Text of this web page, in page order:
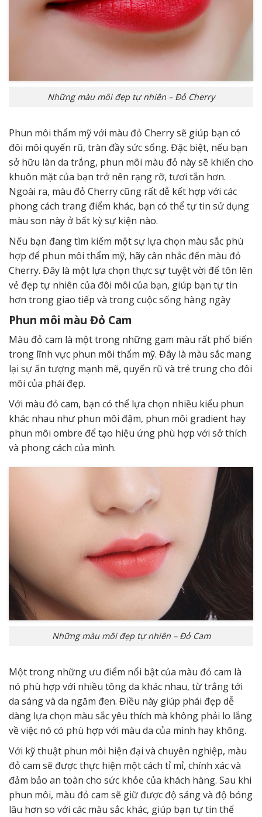
Những màu môi đẹp tự nhiên – Đỏ Cherry
Phun môi thẩm mỹ với màu đỏ Cherry sẽ giúp bạn có
đôi môi quyến rũ, tràn đầy sức sống. Đặc biệt, nếu bạn
sở hữu làn da trắng, phun môi màu đỏ này sẽ khiến cho
khuôn mặt của bạn trở nên rạng rỡ, tươi tắn hơn.
Ngoài ra, màu đỏ Cherry cũng rất dễ kết hợp với các
phong cách trang điểm khác, bạn có thể tự tin sử dụng
màu son này ở bất kỳ sự kiện nào.
Nếu bạn đang tìm kiếm một sự lựa chọn màu sắc phù
hợp để phun môi thẩm mỹ, hãy cân nhắc đến màu đỏ
Cherry. Đây là một lựa chọn thực sự tuyệt vời để tôn lên
vẻ đẹp tự nhiên của đôi môi của bạn, giúp bạn tự tin
hơn trong giao tiếp và trong cuộc sống hàng ngày
Phun môi màu Đỏ Cam
Màu đỏ cam là một trong những gam màu rất phổ biến
trong lĩnh vực phun môi thẩm mỹ. Đây là màu sắc mang
lại sự ấn tượng mạnh mẽ, quyến rũ và trẻ trung cho đôi
môi của phái đẹp.
Với màu đỏ cam, bạn có thể lựa chọn nhiều kiểu phun
khác nhau như phun môi đậm, phun môi gradient hay
phun môi ombre để tạo hiệu ứng phù hợp với sở thích
và phong cách của mình.
Những màu môi đẹp tự nhiên – Đỏ Cam
Một trong những ưu điểm nổi bật của màu đỏ cam là
nó phù hợp với nhiều tông da khác nhau, từ trắng tới
da sáng và da ngăm đen. Điều này giúp phái đẹp dễ
dàng lựa chọn màu sắc yêu thích mà không phải lo lắng
về việc nó có phù hợp với màu da của mình hay không.
Với kỹ thuật phun môi hiện đại và chuyên nghiệp, màu
đỏ cam sẽ được thực hiện một cách tỉ mỉ, chính xác và
đảm bảo an toàn cho sức khỏe của khách hàng. Sau khi
phun môi, màu đỏ cam sẽ giữ được độ sáng và độ bóng
lâu hơn so với các màu sắc khác, giúp bạn tự tin thể